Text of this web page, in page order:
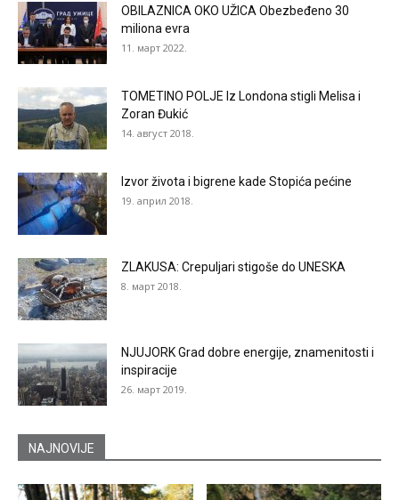
OBILAZNICA OKO UŽICA Obezbeđeno 30
miliona evra
11. март 2022.
TOMETINO POLJE Iz Londona stigli Melisa i
Zoran Đukić
14. август 2018.
Izvor života i bigrene kade Stopića pećine
19. април 2018.
ZLAKUSA: Crepuljari stigoše do UNESKA
8. март 2018.
NJUJORK Grad dobre energije, znamenitosti i
inspiracije
26. март 2019.
NAJNOVIJE